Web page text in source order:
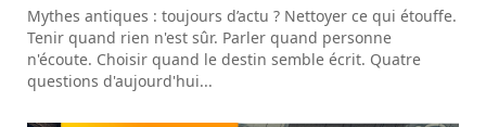
Mythes antiques : toujours d’actu ? Nettoyer ce qui étouffe.
Tenir quand rien n'est sûr. Parler quand personne
n'écoute. Choisir quand le destin semble écrit. Quatre
questions d'aujourd'hui...